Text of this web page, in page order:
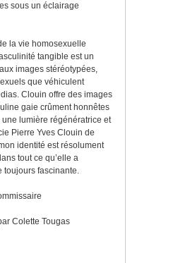
sous un éclairage
la vie homosexuelle
tangible est un
images stéréotypées,
que véhiculent
Clouin offre des images
gaie crûment honnêtes
lumière régénératrice et
Pierre Yves Clouin de
identité est résolument
tout ce qu’elle a
toujours fascinante.
Colette Tougas